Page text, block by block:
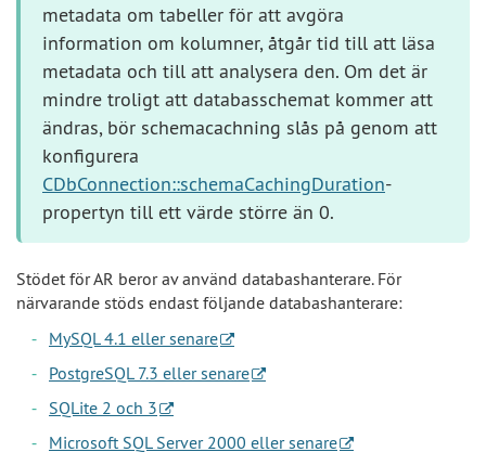
metadata om tabeller för att avgöra
information om kolumner, åtgår tid till att läsa
metadata och till att analysera den. Om det är
mindre troligt att databasschemat kommer att
ändras, bör schemacachning slås på genom att
konfigurera
CDbConnection::schemaCachingDuration-
propertyn till ett värde större än 0.
Stödet för AR beror av använd databashanterare. För
närvarande stöds endast följande databashanterare:
MySQL 4.1 eller senare
PostgreSQL 7.3 eller senare
SQLite 2 och 3
Microsoft SQL Server 2000 eller senare